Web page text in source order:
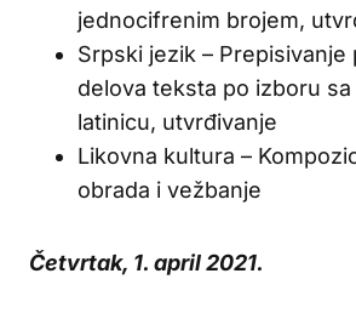
jednocifrenim brojem,
Srpski jezik – Prepisivanje
delova teksta po izboru sa
latinicu, utvrđivanje
Likovna kultura –
obrada i vežbanje
Četvrtak, 1. april 2021.